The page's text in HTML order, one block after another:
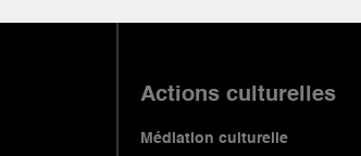
Actions culturelles
Médiation culturelle